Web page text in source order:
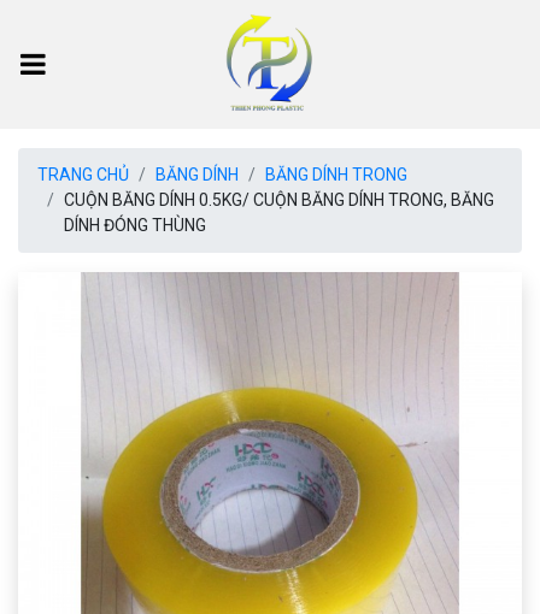
TRANG CHỦ BĂNG DÍNH
BĂNG DÍNH TRONG
CUỘN BĂNG DÍNH 0.5KG/ CUỘN BĂNG DÍNH TRONG, BĂNG
DÍNH ĐÓNG THÙNG